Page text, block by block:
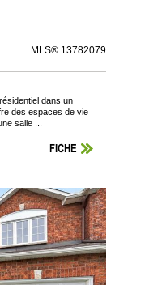
MLS® 13782079
dans un
des espaces de vie
salle ...
FICHE